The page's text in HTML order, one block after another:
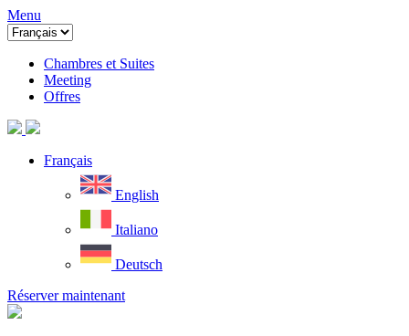
Menu
Chambres et Suites
Meeting
Offres
Français
English
Italiano
Deutsch
Réserver maintenant